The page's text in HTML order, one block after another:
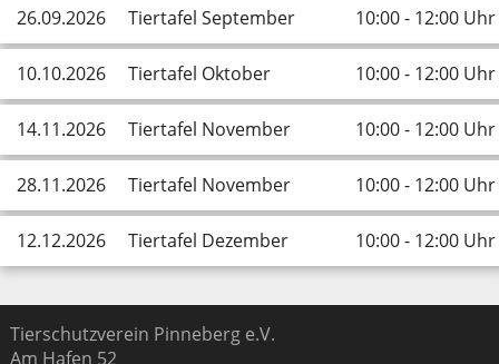
26.09.2026 Tiertafel September 10:00 - 12:00 Uhr
10.10.2026 Tiertafel Oktober 10:00 - 12:00 Uhr
14.11.2026 Tiertafel November 10:00 - 12:00 Uhr
28.11.2026 Tiertafel November 10:00 - 12:00 Uhr
12.12.2026 Tiertafel Dezember 10:00 - 12:00 Uhr
Tierschutzverein Pinneberg e.V.
Am Hafen 52